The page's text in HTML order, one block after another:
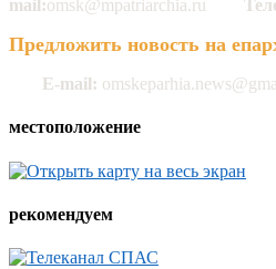
mail:omsk@mpatriarchia.ru
Предложить новость на
E-mail:
местоположение
рекомендуем